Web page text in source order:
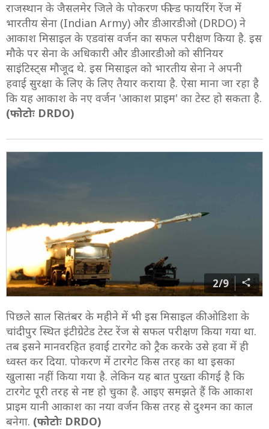
राजस्थान के जैसलमेर जिले के पोकरण फील्ड फायरिंग रेंज में
भारतीय सेना (Indian Army) और डीआरडीओ (DRDO) ने
आकाश मिसाइल के एडवांस वर्जन का सफल परीक्षण किया है. इस
मौके पर सेना के अधिकारी और डीआरडीओ को सीनियर
साइंटिस्ट्स मौजूद थे. इस मिसाइल को भारतीय सेना ने अपनी
हवाई सुरक्षा के लिए के लिए तैयार कराया है. ऐसा माना जा रहा है
कि यह आकाश के नए वर्जन 'आकाश प्राइम' का टेस्ट हो सकता है.
(फोटोः DRDO)
2/9
पिछले साल सितंबर के महीने में भी इस मिसाइल की ओडिशा के
चांदीपुर स्थित इंटीग्रेटेड टेस्ट रेंज से सफल परीक्षण किया गया था.
तब इसने मानवरहित हवाई टारगेट को ट्रैक करके उसे हवा में ही
ध्वस्त कर दिया. पोकरण में टारगेट किस तरह का था इसका
खुलासा नहीं किया गया है. लेकिन यह बात पुख्ता की गई है कि
टारगेट पूरी तरह से नष्ट हो चुका है. आइए समझते हैं कि आकाश
प्राइम यानी आकाश का नया वर्जन किस तरह से दुश्मन का काल
बनेगा. (फोटोः DRDO)